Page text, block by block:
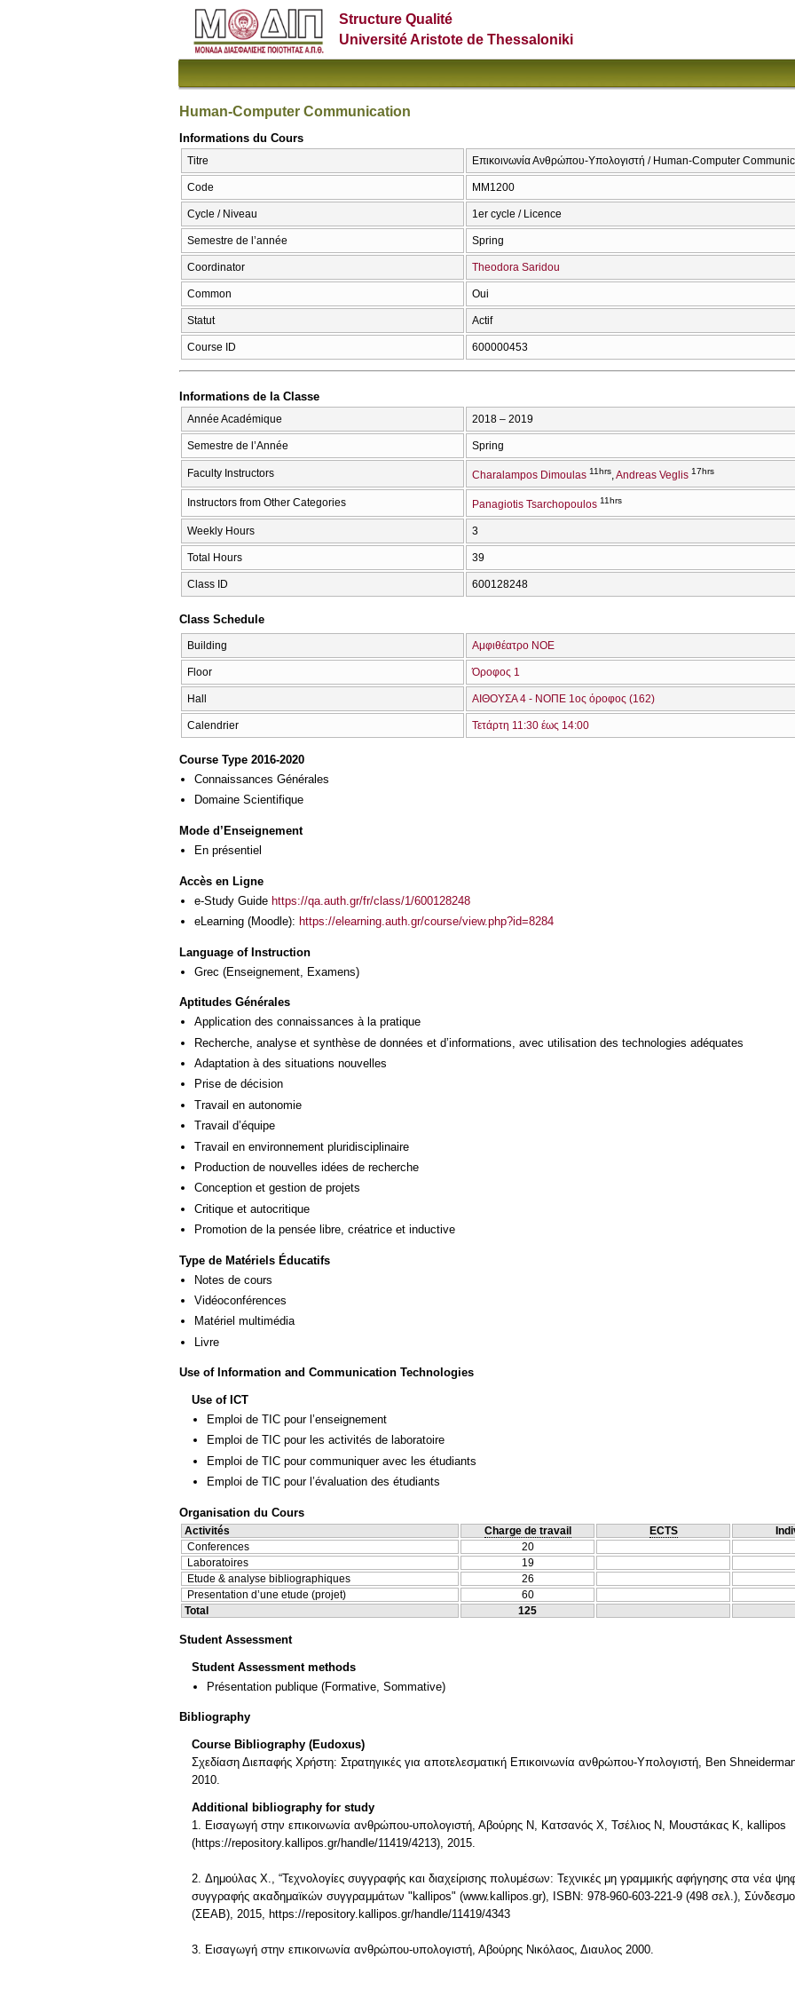
Structure Qualité
Université Aristote de Thessaloniki
Human-Computer Communication
Informations du Cours
Titre Επικοινωνία Ανθρώπου-Υπολογιστή / Human-Computer
Code MM1200
Cycle / Niveau 1er cycle / Licence
Semestre de l’année Spring
Coordinator Theodora Saridou
Common Oui
Statut Actif
Course ID 600000453
Informations de la Classe
Année Académique 2018 – 2019
Semestre de l’Année Spring
Faculty Instructors Charalampos Dimoulas 11hrs Andreas Veglis 17hrs
Instructors from Other Categories Panagiotis Tsarchopoulos 11hrs
Weekly Hours 3
Total Hours 39
Class ID 600128248
Class Schedule
Building Αμφιθέατρο ΝΟΕ
Floor Όροφος 1
Hall ΑΙΘΟΥΣΑ 4 - ΝΟΠΕ 1ος όροφος (162)
Calendrier Τετάρτη 11:30 έως 14:00
Course Type 2016-2020
Connaissances Générales
Domaine Scientifique
Mode d’Enseignement
En présentiel
Accès en Ligne
e-Study Guide https://qa.auth.gr/fr/class/1/600128248
eLearning (Moodle): https://elearning.auth.gr/course/view.php?id=8284
Language of Instruction
Grec (Enseignement, Examens)
Aptitudes Générales
Application des connaissances à la pratique
Recherche, analyse et synthèse de données et d’informations, avec utilisation des technologies adéquates
Adaptation à des situations nouvelles
Prise de décision
Travail en autonomie
Travail d’équipe
Travail en environnement pluridisciplinaire
Production de nouvelles idées de recherche
Conception et gestion de projets
Critique et autocritique
Promotion de la pensée libre, créatrice et inductive
Type de Matériels Éducatifs
Notes de cours
Vidéoconférences
Matériel multimédia
Livre
Use of Information and Communication Technologies
Use of ICT
Emploi de TIC pour l’enseignement
Emploi de TIC pour les activités de laboratoire
Emploi de TIC pour communiquer avec les étudiants
Emploi de TIC pour l’évaluation des étudiants
Organisation du Cours
Activités Charge de travail ECTS
Conferences
20
Laboratoires
19
Etude & analyse bibliographiques
26
Presentation d’une etude (projet)
60
Total
125
Student Assessment
Student Assessment methods
Présentation publique (Formative, Sommative)
Bibliography
Course Bibliography (Eudoxus)
Σχεδίαση Διεπαφής Χρήστη: Στρατηγικές για αποτελεσματική Επικοινωνία ανθρώπου-Υπολογιστή, Ben
2010.
Additional bibliography for study
1. Εισαγωγή στην επικοινωνία ανθρώπου-υπολογιστή, Αβούρης Ν, Κατσανός Χ, Τσέλιος Ν, Μουστάκας Κ, kallipos
(https://repository.kallipos.gr/handle/11419/4213), 2015.
2. Δημούλας Χ., “Τεχνολογίες συγγραφής και διαχείρισης πολυμέσων: Τεχνικές μη γραμμικής αφήγησης στα νέα
συγγραφής ακαδημαϊκών συγγραμμάτων "kallipos" (www.kallipos.gr), ISBN: 978-960-603-221-9 (498 σελ.),
(ΣΕΑΒ), 2015, https://repository.kallipos.gr/handle/11419/4343
3. Εισαγωγή στην επικοινωνία ανθρώπου-υπολογιστή, Αβούρης Νικόλαος, Διαυλος 2000.